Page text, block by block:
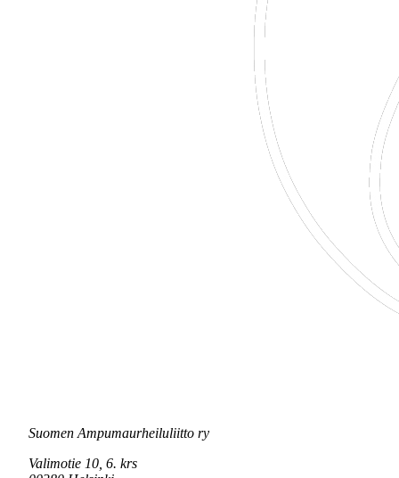
Suomen Ampumaurheiluliitto ry
Valimotie 10, 6. krs